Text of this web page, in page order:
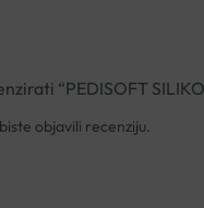
“PEDISOFT
objavili recenziju.